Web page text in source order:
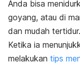
Anda bisa
goyang, atau di
dan mudah tertidur.
Ketika ia
melakukan tips